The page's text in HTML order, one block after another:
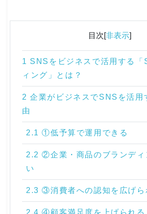
目次[非表示]
1 SNSをビジネスで活用する「
ィング」とは？
2 企業がビジネスでSNSを活用
由
2.1 ①低予算で運用できる
2.2 ②企業・商品のブランディ
い
2.3 ③消費者への認知を広げら